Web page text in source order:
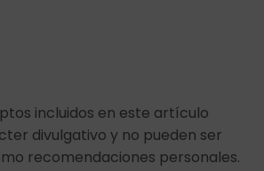
incluidos en este artículo
divulgativo y no pueden ser
recomendaciones personales.